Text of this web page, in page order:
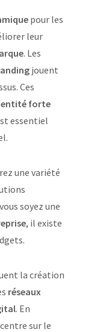
pour les
leur
. Les
jouent
Ces
forte
essentiel
une variété
soyez une
, il existe
la création
réseaux
. En
sur le